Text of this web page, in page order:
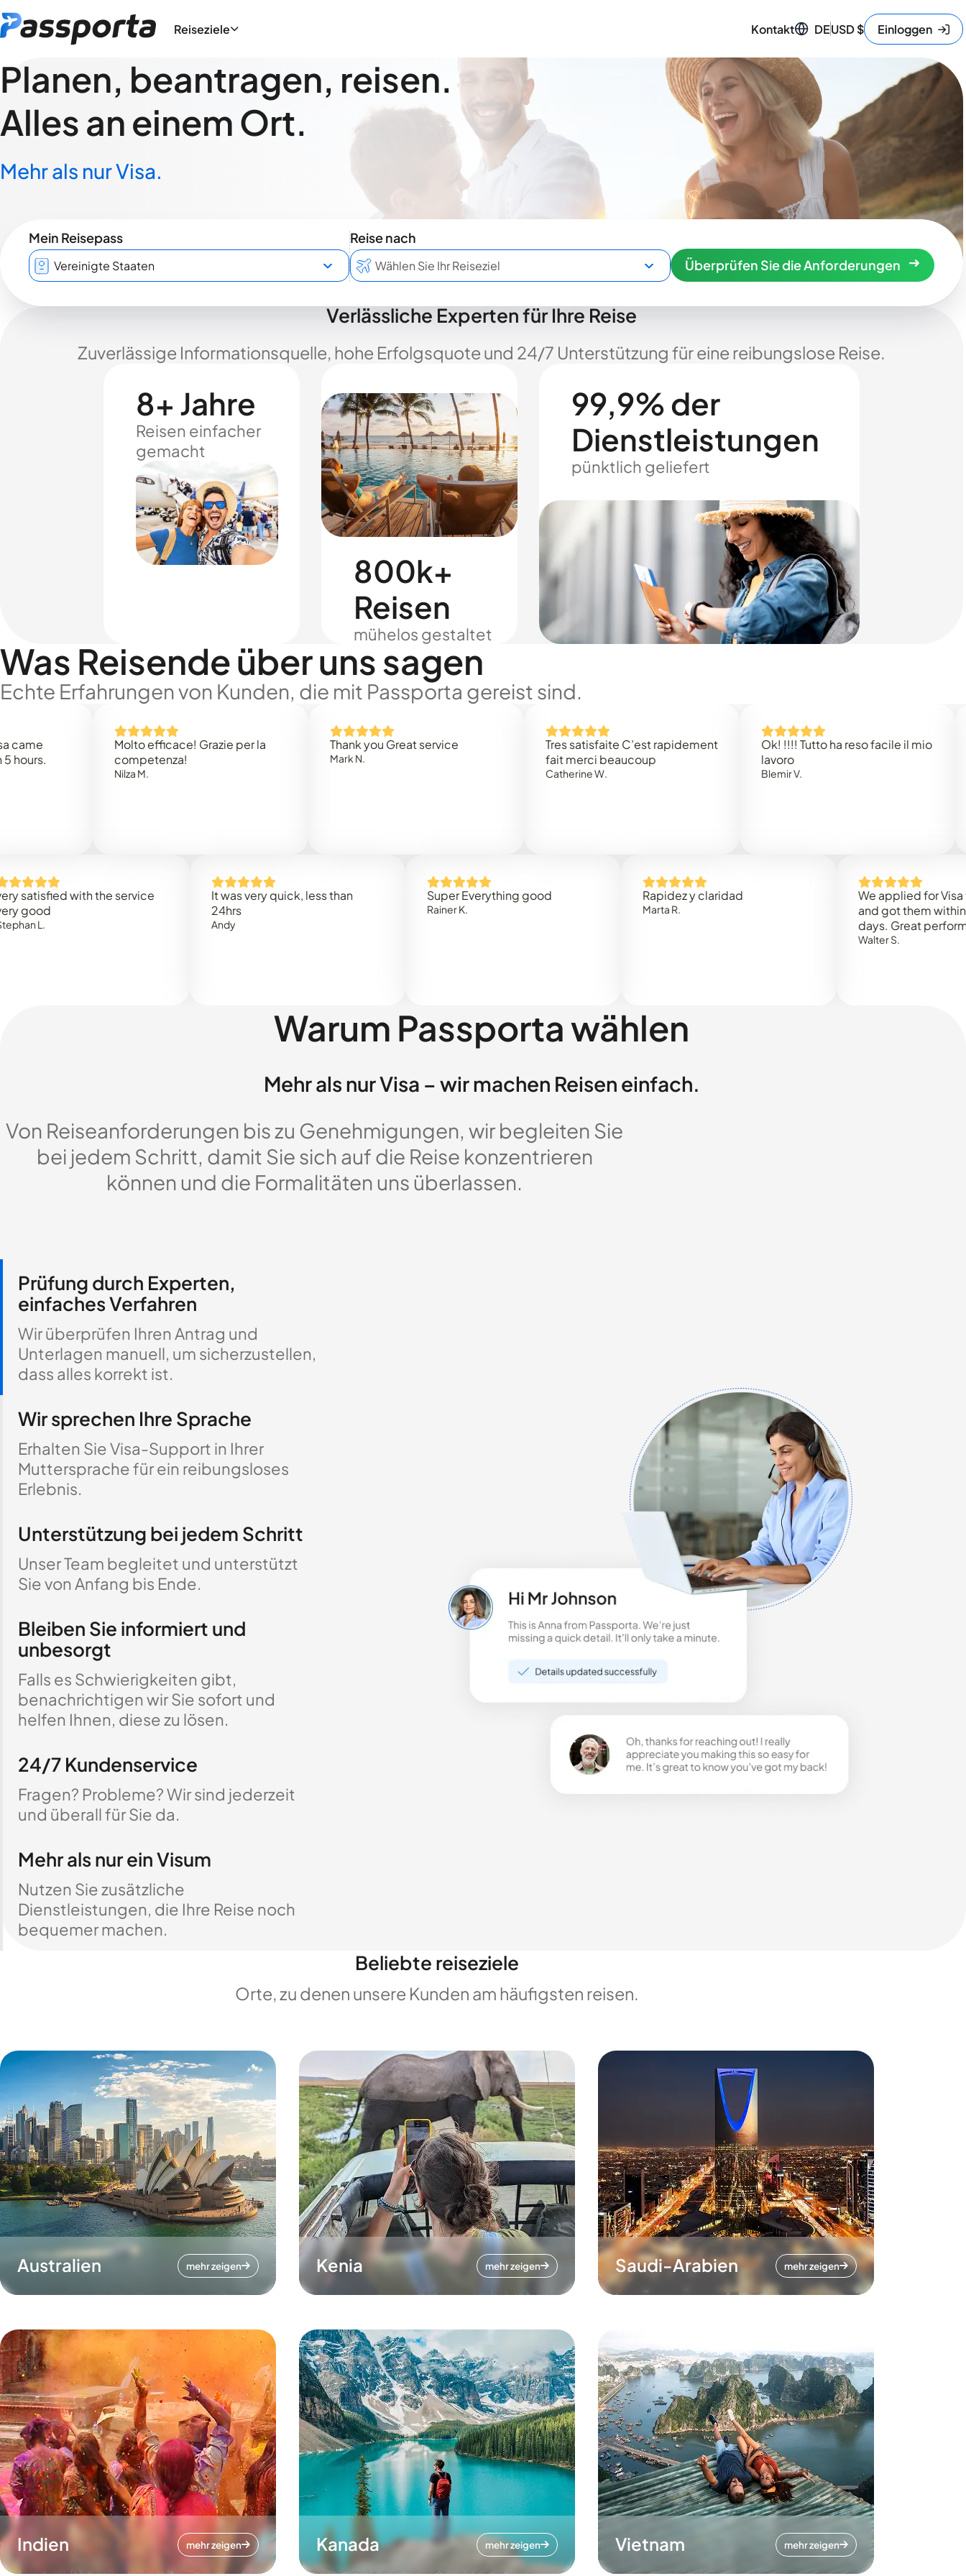
Reiseziele Kontakt DEUSD$ Einloggen
Planen, beantragen, reisen.
Alles an einem Ort.
Mehr als nur Visa.
Mein Reisepass
Reise nach
Überprüfen Sie die Anforderungen
Verlässliche Experten für Ihre Reise
Zuverlässige Informationsquelle, hohe Erfolgsquote und 24/7 Unterstützung für eine reibungslose Reise.
8+ Jahre
Reisen einfacher
gemacht
800k+
Reisen
mühelos gestaltet
99,9% der
Dienstleistungen
pünktlich geliefert
Was Reisende über uns sagen
Echte Erfahrungen von Kunden, die mit Passporta gereist sind.
Molto efficace! Grazie per la
competenza!
Thank you Great service
Tres satisfaite C’est rapidement
fait merci beaucoup
Catherine W.
Ok! !!!! Tutto ha reso facile il mio
with the service
It was very quick, less than
Super Everything good Rapidez y claridad
We applied for Visa to
and got them within 3
days. Great performance!
Walter S.
Warum Passporta wählen
Mehr als nur Visa – wir machen Reisen einfach.
Von Reiseanforderungen bis zu Genehmigungen, wir begleiten Sie
bei jedem Schritt, damit Sie sich auf die Reise konzentrieren
können und die Formalitäten uns überlassen.
Prüfung durch Experten,
einfaches Verfahren
Wir überprüfen Ihren Antrag und
Unterlagen manuell, um sicherzustellen,
dass alles korrekt ist.
Wir sprechen Ihre Sprache
Erhalten Sie Visa-Support in Ihrer
Muttersprache für ein reibungsloses
Erlebnis.
Unterstützung bei jedem Schritt
Unser Team begleitet und unterstützt
Sie von Anfang bis Ende.
Bleiben Sie informiert und
unbesorgt
Falls es Schwierigkeiten gibt,
benachrichtigen wir Sie sofort und
helfen Ihnen, diese zu lösen.
24/7 Kundenservice
Fragen? Probleme? Wir sind jederzeit
und überall für Sie da.
Mehr als nur ein Visum
Nutzen Sie zusätzliche
Dienstleistungen, die Ihre Reise noch
bequemer machen.
Beliebte reiseziele
Orte, zu denen unsere Kunden am häufigsten reisen.
Australien mehr zeigen Kenia mehr zeigen Saudi-Arabien mehr zeigen
Indien mehr zeigen Kanada mehr zeigen Vietnam mehr zeigen